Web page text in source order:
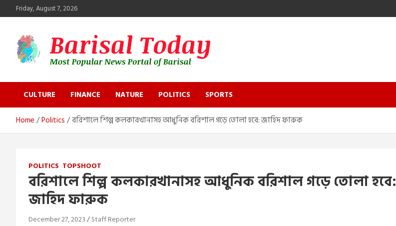
to
Friday, August 7, 2026
Barisal Today
CULTURE
FINANCE NATURE POLITICS SPORTS
Home Politics বরিশালে শিল্প কলকারখানাসহ আধুনিক বরিশাল গড়ে তোলা হবে: জাহিদ ফারুক
POLITICS TOPSHOOT
বরিশালে শিল্প কলকারখানাসহ আধুনিক বরিশাল গড়ে তোলা হবে:
জাহিদ ফারুক
December 27, 2023 Staff Reporter